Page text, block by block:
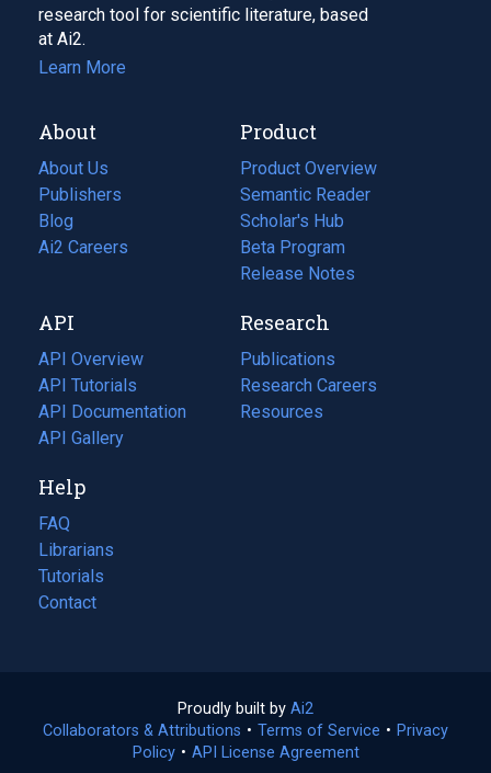
research tool for scientific literature, based
at Ai2.
Learn More
About
About Us
Publishers
Blog
(opens
in
tab)
Ai2 Careers
(opens
new
tab)
Product
Product Overview
Semantic Reader
Scholar's Hub
Beta Program
Release Notes
API
API Overview
API Tutorials
API Documentation
(opens
in
new
tab)
API Gallery
Research
Publications
(opens
in
a
Research Careers
(opens
in
Resources
(opens
Help
FAQ
Librarians
Tutorials
Contact
Proudly built by Ai2
in
a
Collaborators & Attributions • Terms of Service (opens
• Privacy
Policy(opens
• API License Agreement